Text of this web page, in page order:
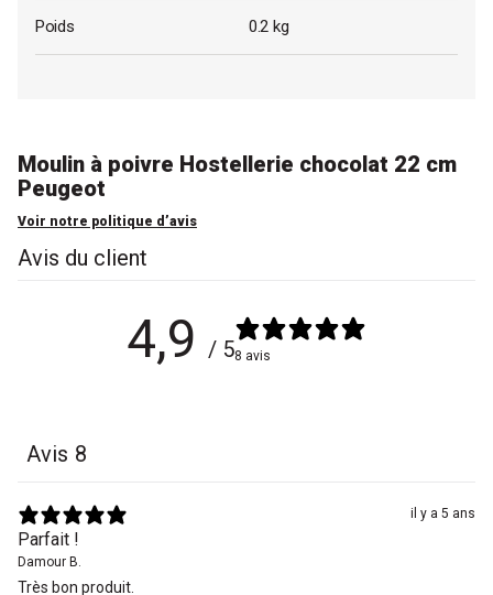
Poids 0.2 kg
Moulin à poivre Hostellerie chocolat 22 cm
Peugeot
Voir notre politique d’avis
Avis du client
4,9 / 58 avis
Avis 8
il y a 5 ans
Parfait !
Damour B.
Très bon produit.